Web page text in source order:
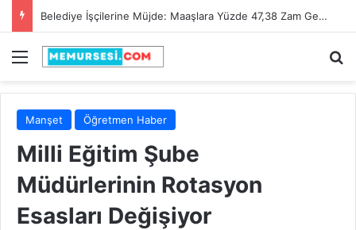
Adana Büyükşehir Belediyesi 90 İtfaiye Eri Alacak! Son Başvuru Tarihi 28 Şubat 2025
Menü
Manşet Öğretmen Haber
Milli Eğitim Şube
Müdürlerinin Rotasyon
Esasları Değişiyor